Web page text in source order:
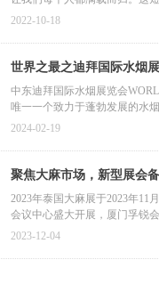
朋友们建立了深厚的友谊，相
2022-10-18
世界之最之迪拜国际水烟
中东迪拜国际水烟展览会
唯一一个致力于蓬勃发展的水
日在迪拜美丽的节假日城盛大
2024-02-19
聚焦大麻市场，新型展会
2023年泰国大麻展于2023年11
会议中心盛大开展，厦门孚锐
理，与国内知名企业一同前往展
2023-12-04